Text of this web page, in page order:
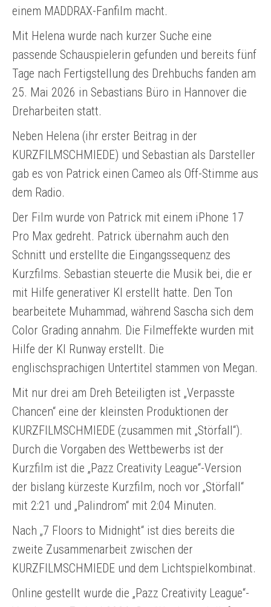
einem MADDRAX-Fanfilm macht.
Mit Helena wurde nach kurzer Suche eine
passende Schauspielerin gefunden und bereits fünf
Tage nach Fertigstellung des Drehbuchs fanden am
25. Mai 2026 in Sebastians Büro in Hannover die
Dreharbeiten statt.
Neben Helena (ihr erster Beitrag in der
KURZFILMSCHMIEDE) und Sebastian als Darsteller
gab es von Patrick einen Cameo als Off-Stimme aus
dem Radio.
Der Film wurde von Patrick mit einem iPhone 17
Pro Max gedreht. Patrick übernahm auch den
Schnitt und erstellte die Eingangssequenz des
Kurzfilms. Sebastian steuerte die Musik bei, die er
mit Hilfe generativer KI erstellt hatte. Den Ton
bearbeitete Muhammad, während Sascha sich dem
Color Grading annahm. Die Filmeffekte wurden mit
Hilfe der KI Runway erstellt. Die
englischsprachigen Untertitel stammen von Megan.
Mit nur drei am Dreh Beteiligten ist „Verpasste
Chancen“ eine der kleinsten Produktionen der
KURZFILMSCHMIEDE (zusammen mit „Störfall“).
Durch die Vorgaben des Wettbewerbs ist der
Kurzfilm ist die „Pazz Creativity League“-Version
der bislang kürzeste Kurzfilm, noch vor „Störfall“
mit 2:21 und „Palindrom“ mit 2:04 Minuten.
Nach „7 Floors to Midnight“ ist dies bereits die
zweite Zusammenarbeit zwischen der
KURZFILMSCHMIEDE und dem Lichtspielkombinat.
Online gestellt wurde die „Pazz Creativity League“-